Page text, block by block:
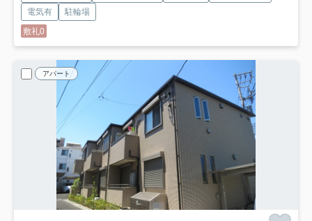
電気有
駐輪場
敷礼0
アパート